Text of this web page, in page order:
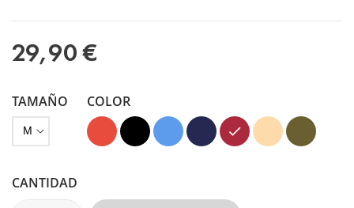
29,90 €
TAMAÑO COLOR
Rojo Negro Azul
Azul
Marino
GranateVison Verde
Kaki
CANTIDAD